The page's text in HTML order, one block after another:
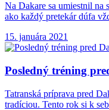
Na Dakare sa umiestnil na
ako každý pretekár dúfa
15. januára 2021
Posledný tréning
Tatranská príprava pred
tradíciou. Tento rok si k